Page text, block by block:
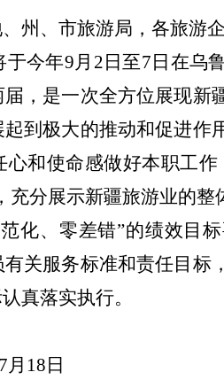
州、市旅游局，各旅游企
今年9月 2 日至7 日在乌
，是一次全方位展现新
到极大的推动和促进作
和使命感做好本职工作
分展示新疆旅游业的整
化、零差错”的绩效目
关服务标准和责任目标
真落实执行。
月18 日